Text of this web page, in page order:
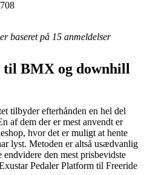
baseret på 15 anmeldelser
til BMX og downhill
tilbyder efterhånden en hel del
af dem der er mest anvendt er
hvor det er muligt at hente
lyst. Metoden er altså usædvanlig
den mest prisbevidste
Pedaler Platform til Freeride